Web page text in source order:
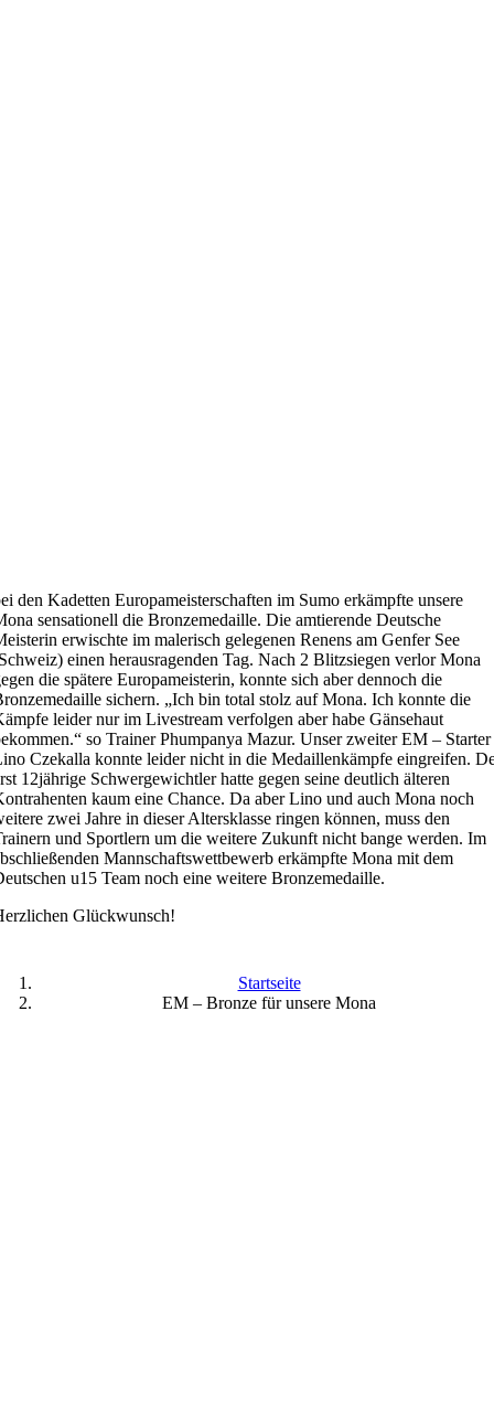
den Kadetten Europameisterschaften im Sumo erkämpfte unsere
sensationell die Bronzemedaille. Die amtierende Deutsche
erwischte im malerisch gelegenen Renens am Genfer See
einen herausragenden Tag. Nach 2 Blitzsiegen verlor Mona
die spätere Europameisterin, konnte sich aber dennoch die
sichern. „Ich bin total stolz auf Mona. Ich konnte die
leider nur im Livestream verfolgen aber habe Gänsehaut
so Trainer Phumpanya Mazur. Unser zweiter EM – Starter
Czekalla konnte leider nicht in die Medaillenkämpfe eingreifen.
12jährige Schwergewichtler hatte gegen seine deutlich älteren
kaum eine Chance. Da aber Lino und auch Mona noch
zwei Jahre in dieser Altersklasse ringen können, muss den
und Sportlern um die weitere Zukunft nicht bange werden. Im
Mannschaftswettbewerb erkämpfte Mona mit dem
u15 Team noch eine weitere Bronzemedaille.
Glückwunsch!
Startseite
EM – Bronze für unsere Mona